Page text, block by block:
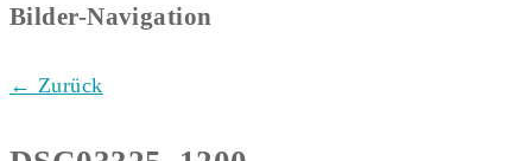
Bilder-Navigation
← Zurück